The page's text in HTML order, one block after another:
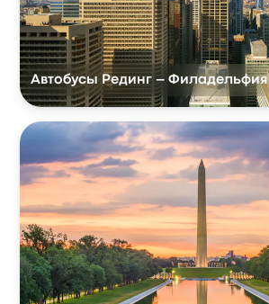
Автобусы Рединг – Филадельфия